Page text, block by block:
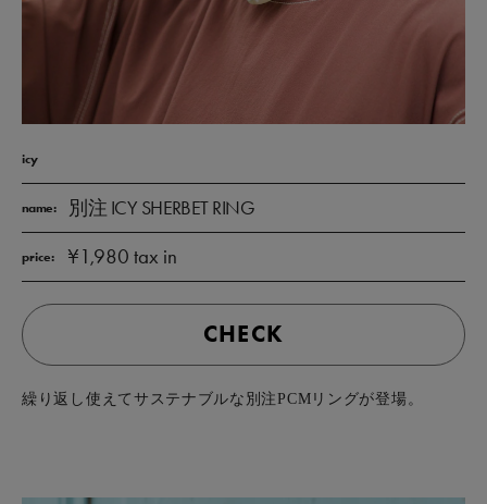
icy
name: 別注 ICY SHERBET RING
price: ¥1,980 tax in
CHECK
繰り返し使えてサステナブルな別注PCMリングが登場。